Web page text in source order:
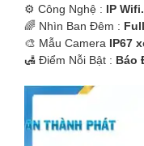
⚙ Công Nghệ : IP Wifi.
🌈 Nhìn Ban Đêm :
🎨 Mẫu Camera IP67
️🛃 Điểm Nỗi Bật : Báo